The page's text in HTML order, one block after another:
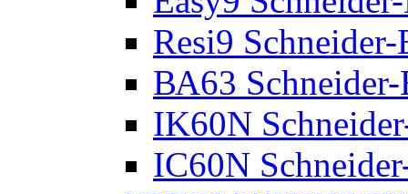
Resi9
ВА63
IK60N
IC60N